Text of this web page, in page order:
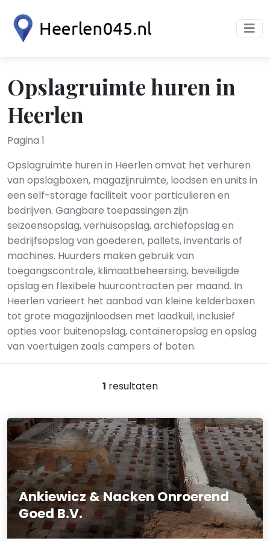
Opslagruimte huren in
Heerlen
Pagina 1
Opslagruimte huren in Heerlen omvat het verhuren
van opslagboxen, magazijnruimte, loodsen en units in
een self-storage faciliteit voor particulieren en
bedrijven. Gangbare toepassingen zijn
seizoensopslag, verhuisopslag, archiefopslag en
bedrijfsopslag van goederen, pallets, inventaris of
machines. Huurders maken gebruik van
toegangscontrole, klimaatbeheersing, beveiligde
opslag en flexibele huurcontracten per maand. In
Heerlen varieert het aanbod van kleine kelderboxen
tot grote magazijnloodsen met laadkuil, inclusief
opties voor buitenopslag, containeropslag en opslag
van voertuigen zoals campers of boten.
1 resultaten
Ankiewicz & Nacken Onroerend
Goed B.V.